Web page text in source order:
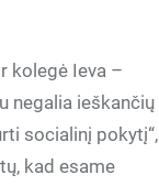
kolegė Ieva –
negalia ieškančių
socialinį pokytį“,
kad esame